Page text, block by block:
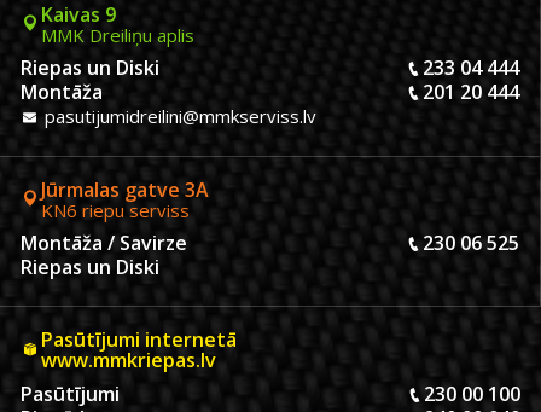
Kaivas 9
MMK Dreiliņu aplis
Riepas un Diski
233 04 444
Montāža
201 20 444
pasutijumidreilini@mmkserviss.lv
Jūrmalas gatve 3A
KN6 riepu serviss
Montāža / Savirze
230 06 525
Riepas un Diski
Pasūtījumi internetā
www.mmkriepas.lv
Pasūtījumi
230 00 100